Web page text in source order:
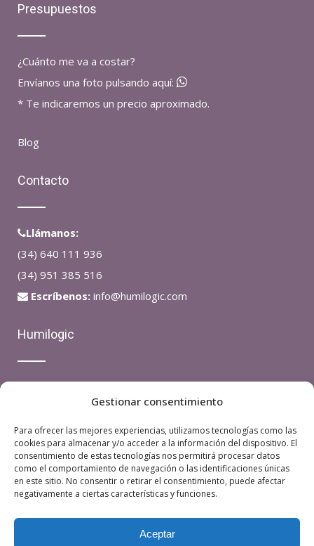
Gestionar consentimiento
Para ofrecer las mejores experiencias, utilizamos tecnologías como las
cookies para almacenar y/o acceder a la información del dispositivo. El
consentimiento de estas tecnologías nos permitirá procesar datos
como el comportamiento de navegación o las identificaciones únicas
en este sitio. No consentir o retirar el consentimiento, puede afectar
negativamente a ciertas características y funciones.
Aceptar
Presupuestos
¿Cuánto me va a costar?
Envíanos una foto pulsando aquí:
* Te indicaremos un precio aproximado.
Blog
Contacto
Llámanos:
(34) 640 111 936
(34) 951 385 516
Escríbenos: info@humilogic.com
Humilogic
Avda Ricardo Soriano, 28 – Oficina 4 – Edificio Andalucia
– 29601 MARBELLA (Málaga)
® 2018 Humilogic |Aviso Legal|Política de Protección de
datos